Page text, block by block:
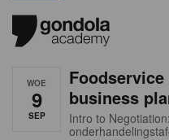
WOE
9
SEP
business
Intro to